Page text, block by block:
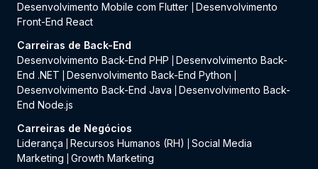
Desenvolvimento Mobile com Flutter
Desenvolvimento
Front-End React
Carreiras de Back-End
Desenvolvimento Back-End PHP
Desenvolvimento Back-
End .NET
Desenvolvimento Back-End Python
Desenvolvimento Back-End Java
Desenvolvimento Back-
End Node.js
Carreiras de Negócios
Liderança
Recursos Humanos (RH)
Social Media
Marketing
Growth Marketing